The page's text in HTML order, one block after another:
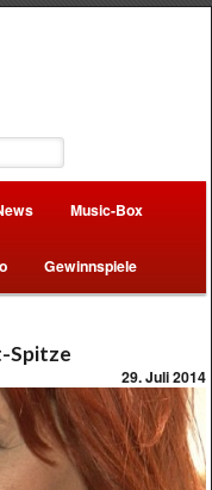
Music-Box
Gewinnspiele
Spitze
29. Juli 2014